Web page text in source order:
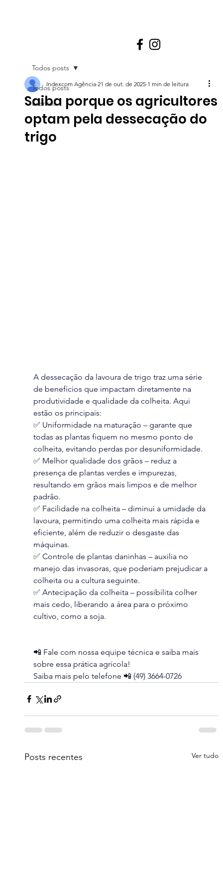
Todos posts
Eventos
Todos posts
Saiba porque os agricultores
optam pela dessecação do
trigo
Indexcom Agência 21 de out. de 2025 1 min de leitura
A dessecação da lavoura de trigo traz uma série
de benefícios que impactam diretamente na
produtividade e qualidade da colheita. Aqui
estão os principais:
✅ Uniformidade na maturação – garante que
todas as plantas fiquem no mesmo ponto de
colheita, evitando perdas por desuniformidade.
✅ Melhor qualidade dos grãos – reduz a
presença de plantas verdes e impurezas,
resultando em grãos mais limpos e de melhor
padrão.
✅ Facilidade na colheita – diminui a umidade da
lavoura, permitindo uma colheita mais rápida e
eficiente, além de reduzir o desgaste das
máquinas.
✅ Controle de plantas daninhas – auxilia no
manejo das invasoras, que poderiam prejudicar a
colheita ou a cultura seguinte.
✅ Antecipação da colheita – possibilita colher
mais cedo, liberando a área para o próximo
cultivo, como a soja.
📲 Fale com nossa equipe técnica e saiba mais
sobre essa prática agrícola!
Saiba mais pelo telefone 📲 (49) 3664-0726
Posts recentes Ver tudo